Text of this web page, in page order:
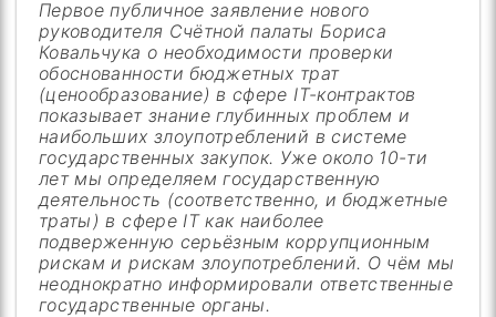
Первое публичное заявление нового
руководителя Счётной палаты Бориса
Ковальчука о необходимости проверки
обоснованности бюджетных трат
(ценообразование) в сфере IT-контрактов
показывает знание глубинных проблем и
наибольших злоупотреблений в системе
государственных закупок. Уже около 10-ти
лет мы определяем государственную
деятельность (соответственно, и бюджетные
траты) в сфере IT как наиболее
подверженную серьёзным коррупционным
рискам и рискам злоупотреблений. О чём мы
неоднократно информировали ответственные
государственные органы.